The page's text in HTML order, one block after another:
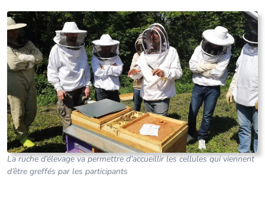
La ruche d’élevage va permettre d’accueillir les cellules qui viennent
d’être greffés par les participants